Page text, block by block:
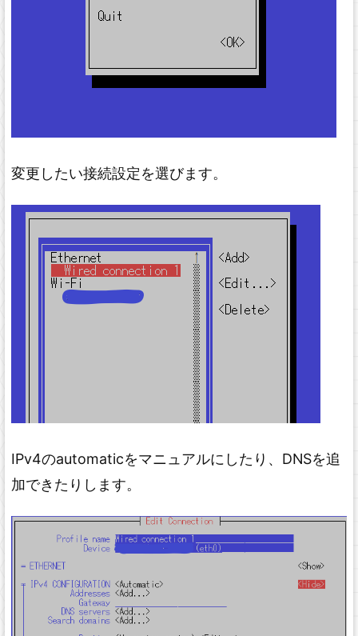
変更したい接続設定を選びます。
IPv4のautomaticをマニュアルにしたり、DNSを追
加できたりします。